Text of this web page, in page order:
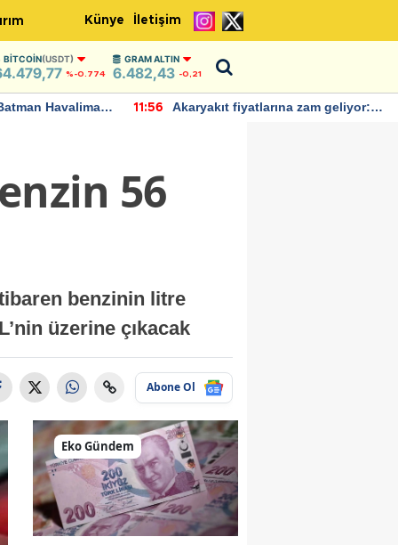
Künye İletişim
BITCOIN(USDT)
%-0.774
GRAM ALTIN
6.482,43 -0,21
Havalimanı
11:56
Akaryakıt fiyatlarına zam geliyor:
56
benzinin litre
üzerine çıkacak
Abone Ol
Eko Gündem